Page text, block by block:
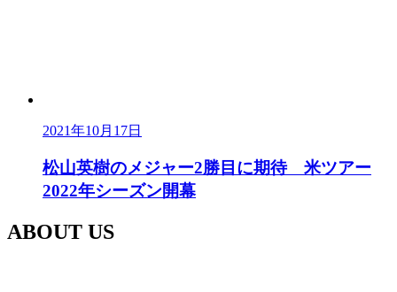
2021年10月17日
松山英樹のメジャー2勝目に期待 米ツアー
2022年シーズン開幕
ABOUT US